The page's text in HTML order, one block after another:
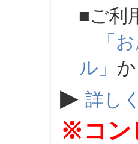
■ご利
「
ル」
▶ 詳し
※コン